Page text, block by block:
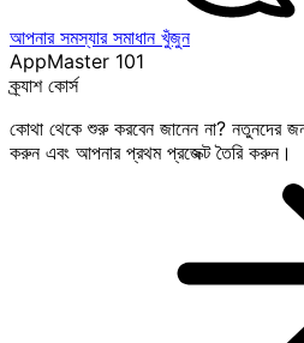
আপনার সমস্যার সমাধান খুঁজুন
AppMaster 101
ক্র্যাশ কোর্স
কোথা থেকে শুরু করবেন জানেন না? নতুনদের
করুন এবং আপনার প্রথম প্রজেক্ট তৈরি করুন।